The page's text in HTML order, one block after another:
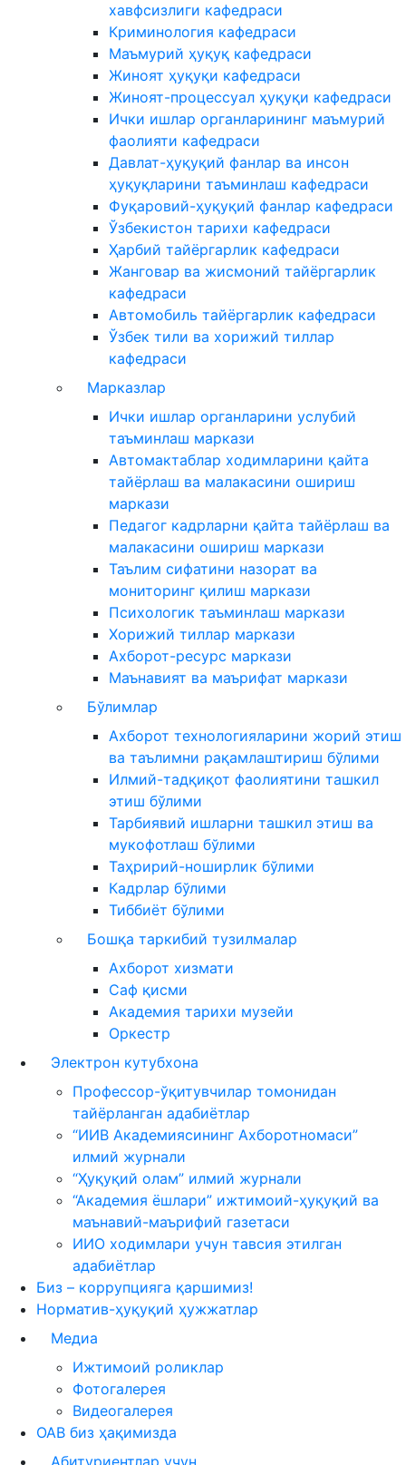
хавфсизлиги кафедраси
Криминология кафедраси
Маъмурий ҳуқуқ кафедраси
Жиноят ҳуқуқи кафедраси
Жиноят-процессуал ҳуқуқи кафедраси
Ички ишлар органларининг маъмурий
фаолияти кафедраси
Давлат-ҳуқуқий фанлар ва инсон
ҳуқуқларини таъминлаш кафедраси
Фуқаровий-ҳуқуқий фанлар кафедраси
Ўзбекистон тарихи кафедраси
Ҳарбий тайёргарлик кафедраси
Жанговар ва жисмоний тайёргарлик
кафедраси
Автомобиль тайёргарлик кафедраси
Ўзбек тили ва хорижий тиллар
кафедраси
Марказлар
Ички ишлар органларини услубий
таъминлаш маркази
Автомактаблар ходимларини қайта
тайёрлаш ва малакасини ошириш
маркази
Педагог кадрларни қайта тайёрлаш ва
малакасини ошириш маркази
Таълим сифатини назорат ва
мониторинг қилиш маркази
Психологик таъминлаш маркази
Хорижий тиллар маркази
Ахборот-ресурс маркази
Маънавият ва маърифат маркази
Бўлимлар
Ахборот технологияларини жорий этиш
ва таълимни рақамлаштириш бўлими
Илмий-тадқиқот фаолиятини ташкил
этиш бўлими
Тарбиявий ишларни ташкил этиш ва
мукофотлаш бўлими
Таҳририй-ноширлик бўлими
Кадрлар бўлими
Тиббиёт бўлими
Бошқа таркибий тузилмалар
Ахборот хизмати
Саф қисми
Академия тарихи музейи
Оркестр
Электрон кутубхона
Профессор-ўқитувчилар томонидан
тайёрланган адабиётлар
“ИИВ Академиясининг Ахборотномаси”
илмий журнали
“Ҳуқуқий олам” илмий журнали
“Академия ёшлари” ижтимоий-ҳуқуқий ва
маънавий-маърифий газетаси
ИИО ходимлари учун тавсия этилган
адабиётлар
Биз – коррупцияга қаршимиз!
Норматив-ҳуқуқий ҳужжатлар
Медиа
Ижтимоий роликлар
Фотогалерея
Видеогалерея
ОАВ биз ҳақимизда
Абитуриентлар учун